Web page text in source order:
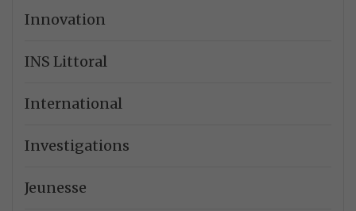
Innovation
INS Littoral
International
Investigations
Jeunesse